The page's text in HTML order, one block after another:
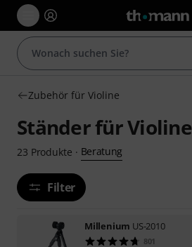
Zubehör für Violine
Ständer für Violine
23 Produkte · Beratung
Filter
Millenium US-2010
801